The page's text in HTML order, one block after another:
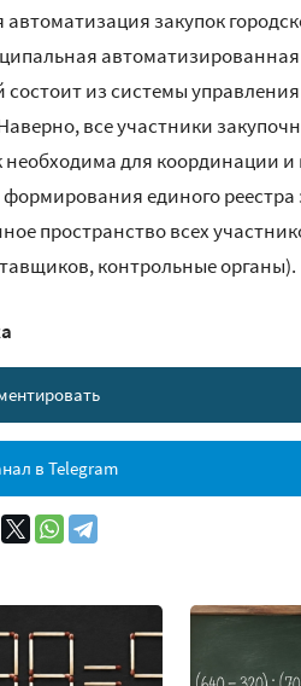
закупок
из системы
все участники
для координации и
единого реестра
пространство всех
контрольные органы).
в Telegram